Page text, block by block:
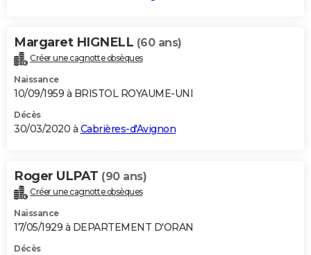
Margaret HIGNELL (60 ans)
Créer une cagnotte obsèques
Naissance
10/09/1959 à BRISTOL ROYAUME-UNI
Décès
30/03/2020 à Cabrières-d'Avignon
Roger ULPAT (90 ans)
Créer une cagnotte obsèques
Naissance
17/05/1929 à DEPARTEMENT D'ORAN
Décès